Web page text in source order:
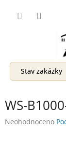
Stav zakázky
WS-
Průměrné
Neohodnoceno